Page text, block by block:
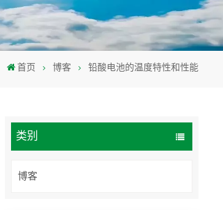
español
português
Türkçe
首页 博客 铅酸电池的温度特性和性能
类别
博客